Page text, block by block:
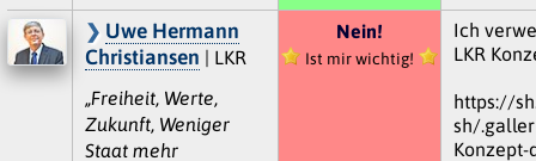
Uwe Hermann
Christiansen | LKR
„Freiheit, Werte,
Zukunft, Weniger
Staat mehr
Nein!
Ist mir wichtig!
Ich
LKR
https://
sh/
Konzept-